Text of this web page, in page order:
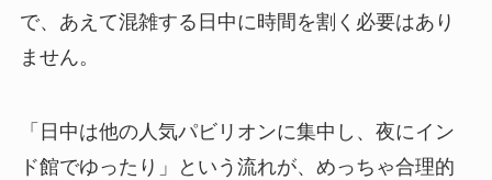
で、あえて混雑する日中に時間を割く必要はあり
ません。
「日中は他の人気パビリオンに集中し、夜にイン
ド館でゆったり」という流れが、めっちゃ合理的